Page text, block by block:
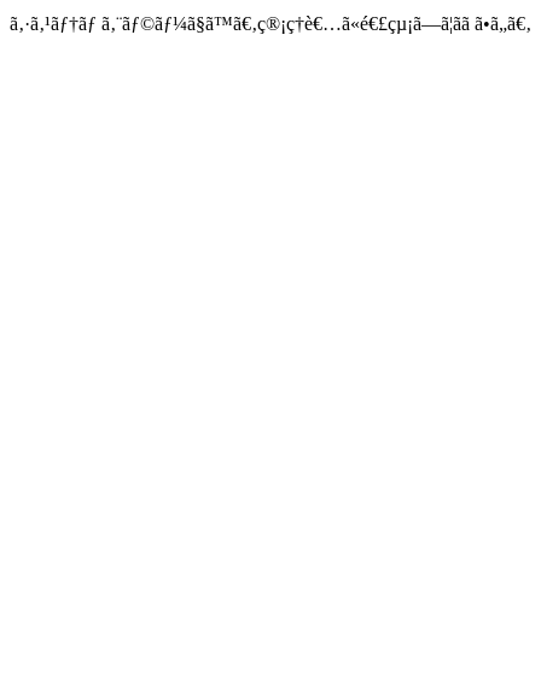
ã‚·ã‚¹ãƒ†ãƒ ã‚¨ãƒ©ãƒ¼ã§ã™ã€‚ç®¡ç†è€…ã«é€£çµ¡ã—ã¦ãã ã•ã„ã€‚